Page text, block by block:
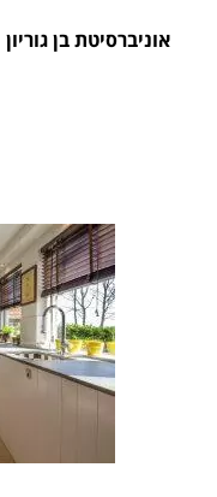
אוניברסיטת בן גוריון